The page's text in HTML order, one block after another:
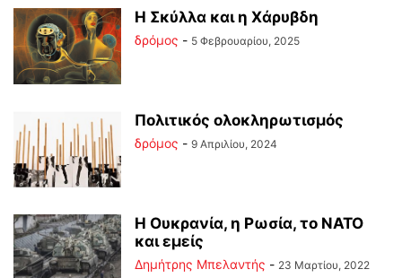
Η Σκύλλα και η Χάρυβδη
δρόμος - 5 Φεβρουαρίου, 2025
Πολιτικός ολοκληρωτισμός
δρόμος - 9 Απριλίου, 2024
Η Ουκρανία, η Ρωσία, το ΝΑΤΟ
και εμείς
Δημήτρης Μπελαντής - 23 Μαρτίου, 2022